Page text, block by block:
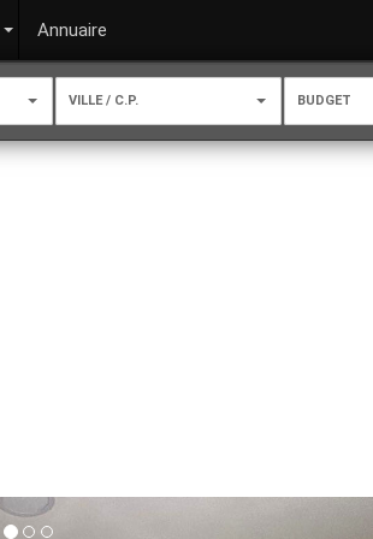
Annuaire
VILLE / C.P. BUDGET